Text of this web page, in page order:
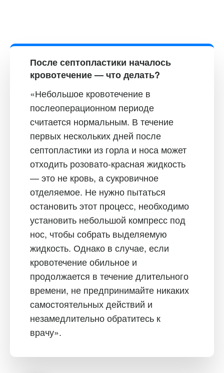
После септопластики началось
кровотечение — что делать?
«Небольшое кровотечение в
послеоперационном периоде
считается нормальным. В течение
первых нескольких дней после
септопластики из горла и носа может
отходить розовато-красная жидкость
— это не кровь, а сукровичное
отделяемое. Не нужно пытаться
остановить этот процесс, необходимо
установить небольшой компресс под
нос, чтобы собрать выделяемую
жидкость. Однако в случае, если
кровотечение обильное и
продолжается в течение длительного
времени, не предпринимайте никаких
самостоятельных действий и
незамедлительно обратитесь к
врачу».